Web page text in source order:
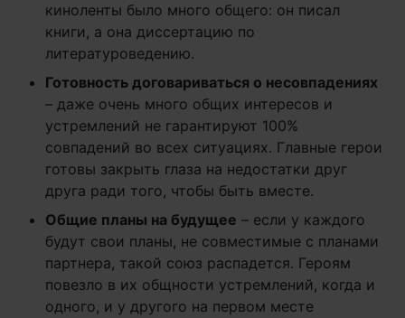
киноленты было много общего: он писал
книги, а она диссертацию по
литературоведению.
Готовность договариваться о несовпадениях
– даже очень много общих интересов и
устремлений не гарантируют 100%
совпадений во всех ситуациях. Главные герои
готовы закрыть глаза на недостатки друг
друга ради того, чтобы быть вместе.
Общие планы на будущее – если у каждого
будут свои планы, не совместимые с планами
партнера, такой союз распадется. Героям
повезло в их общности устремлений, когда и
одного, и у другого на первом месте